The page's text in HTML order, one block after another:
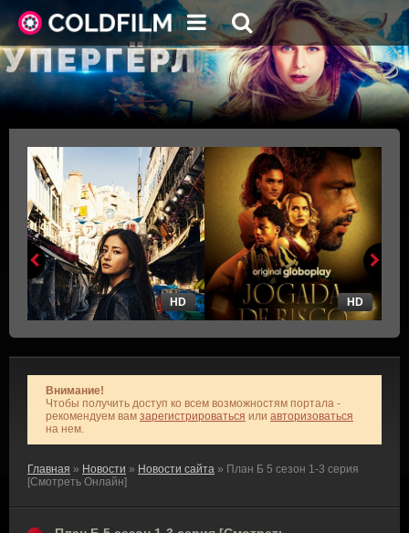
HD HD
Внимание!
Чтобы получить доступ ко всем возможностям портала -
рекомендуем вам зарегистрироваться или авторизоваться
на нем.
Главная » Новости » Новости сайта » План Б 5 сезон 1-3 серия
[Смотреть Онлайн]